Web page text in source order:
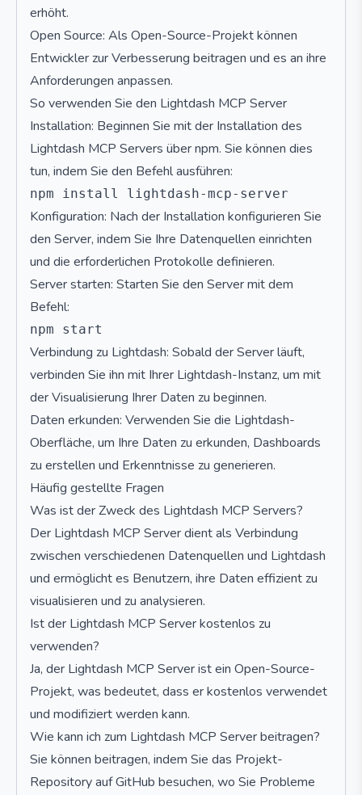
erhöht.
Open Source: Als Open-Source-Projekt können
Entwickler zur Verbesserung beitragen und es an ihre
Anforderungen anpassen.
So verwenden Sie den Lightdash MCP Server
Installation: Beginnen Sie mit der Installation des
Lightdash MCP Servers über npm. Sie können dies
tun, indem Sie den Befehl ausführen:
Konfiguration: Nach der Installation konfigurieren Sie
den Server, indem Sie Ihre Datenquellen einrichten
und die erforderlichen Protokolle definieren.
Server starten: Starten Sie den Server mit dem
Befehl:
Verbindung zu Lightdash: Sobald der Server läuft,
verbinden Sie ihn mit Ihrer Lightdash-Instanz, um mit
der Visualisierung Ihrer Daten zu beginnen.
Daten erkunden: Verwenden Sie die Lightdash-
Oberfläche, um Ihre Daten zu erkunden, Dashboards
zu erstellen und Erkenntnisse zu generieren.
Häufig gestellte Fragen
Was ist der Zweck des Lightdash MCP Servers?
Der Lightdash MCP Server dient als Verbindung
zwischen verschiedenen Datenquellen und Lightdash
und ermöglicht es Benutzern, ihre Daten effizient zu
visualisieren und zu analysieren.
Ist der Lightdash MCP Server kostenlos zu
verwenden?
Ja, der Lightdash MCP Server ist ein Open-Source-
Projekt, was bedeutet, dass er kostenlos verwendet
und modifiziert werden kann.
Wie kann ich zum Lightdash MCP Server beitragen?
Sie können beitragen, indem Sie das Projekt-
Repository auf GitHub besuchen, wo Sie Probleme